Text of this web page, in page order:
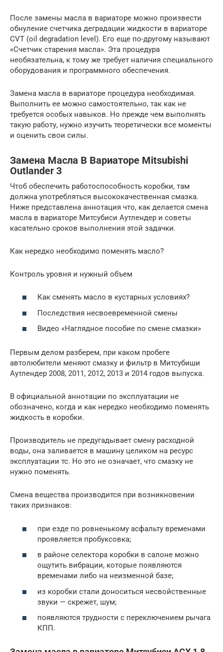
После замены масла в вариаторе можно произвести
обнуление счетчика деградации жидкости в вариаторе
CVT (oil degradation level). Его еще по-другому называют
«Счетчик старения масла». Эта процедура
необязательна, к тому же требует наличия специального
оборудования и программного обеспечения.
Замена масла в вариаторе процедура необходимая.
Выполнить ее можно самостоятельно, так как не
требуется особых навыков. Но прежде чем выполнять
такую работу, нужно изучить теоретически все моменты
и оценить свои силы.
Замена Масла В Вариаторе Mitsubishi
Outlander 3
Чтоб обеспечить работоспособность коробки, там
должна употребляться высококачественная смазка.
Ниже представлена аннотация что, как делается смена
масла в вариаторе Митсубиси Аутлендер и советы
касательно сроков выполнения этой задачки.
Как нередко необходимо поменять масло?
Контроль уровня и нужный объем
Как сменять масло в кустарных условиях?
Последствия несвоевременной смены
Видео «Наглядное пособие по смене смазки»
Первым делом разберем, при каком пробеге
автолюбители меняют смазку и фильтр в Митсубиши
Аутлендер 2008, 2011, 2012, 2013 и 2014 годов выпуска.
В официальной аннотации по эксплуатации не
обозначено, когда и как нередко необходимо поменять
жидкость в коробки.
Производитель не предугадывает смену расходной
воды, она заливается в машину целиком на ресурс
эксплуатации тс. Но это не означает, что смазку не
нужно поменять.
Смена вещества производится при возникновении
таких признаков:
при езде по ровненькому асфальту временами
проявляется пробуксовка;
в районе селектора коробки в салоне можно
ощутить вибрации, которые появляются
временами либо на неизменной базе;
из коробки стали доноситься несвойственные
звуки — скрежет, шум;
появляются трудности с переключением рычага
КПП.